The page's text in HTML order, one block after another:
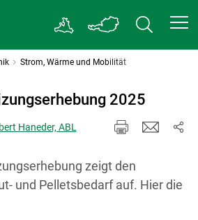
Strom, Wärme und Mobilität
2025
Haneder, ABL
zeigt den
und Pelletsbedarf auf. Hier die